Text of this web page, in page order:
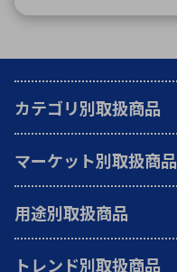
カテゴリ別取扱商品
マーケット別取扱商品
用途別取扱商品
トレンド別取扱商品